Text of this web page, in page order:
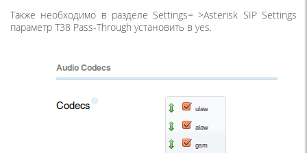
Также необходимо в разделе Settings= >Asterisk SIP Settings
параметр T38 Pass-Through установить в yes.